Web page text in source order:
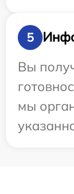
5
Вы
мы